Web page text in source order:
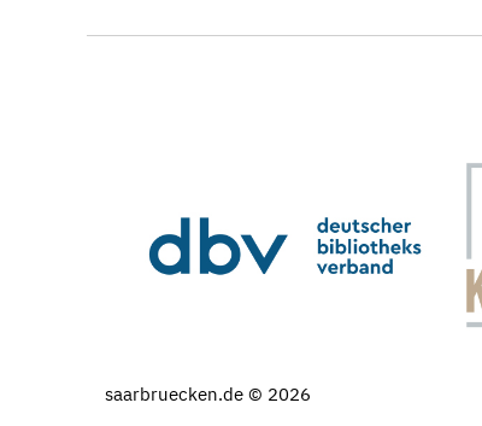
saarbruecken.de © 2026